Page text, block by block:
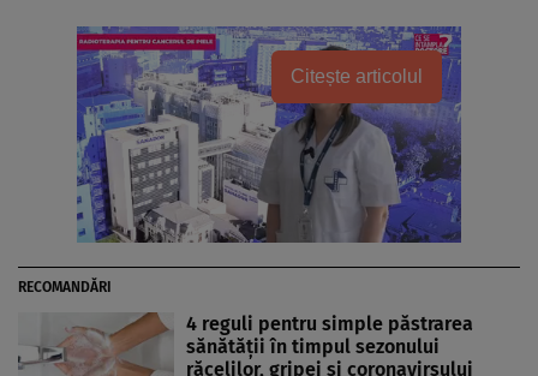
Citește articolul
RECOMANDĂRI
4 reguli pentru simple păstrarea
sănătăţii în timpul sezonului
răcelilor, gripei şi coronavirsului